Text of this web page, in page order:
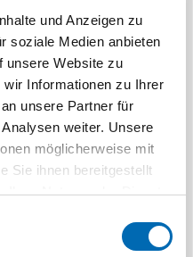
und Anzeigen zu
soziale Medien anbieten
unsere Website zu
Informationen zu Ihrer
unsere Partner für
weiter. Unsere
möglicherweise mit
Sie ihnen bereitgestellt
Ihrer Nutzung der Dienste
2
176